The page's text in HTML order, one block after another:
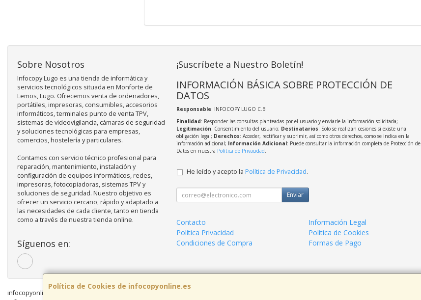
Política de Cookies de infocopyonline.es
Sobre Nosotros
Infocopy Lugo es una tienda de informática y
servicios tecnológicos situada en Monforte de
Lemos, Lugo. Ofrecemos venta de ordenadores,
portátiles, impresoras, consumibles, accesorios
informáticos, terminales punto de venta TPV,
sistemas de videovigilancia, cámaras de seguridad
y soluciones tecnológicas para empresas,
comercios, hostelería y particulares.
Contamos con servicio técnico profesional para
reparación, mantenimiento, instalación y
configuración de equipos informáticos, redes,
impresoras, fotocopiadoras, sistemas TPV y
soluciones de seguridad. Nuestro objetivo es
ofrecer un servicio cercano, rápido y adaptado a
las necesidades de cada cliente, tanto en tienda
como a través de nuestra tienda online.
Síguenos en:
¡Suscríbete a Nuestro Boletín!
INFORMACIÓN BÁSICA SOBRE PROTECCIÓN DE
DATOS
Responsable: INFOCOPY LUGO C.B
Finalidad: Responder las consultas planteadas por el usuario y enviarle la información solicitada;
Legitimación: Consentimiento del usuario; Destinatarios: Solo se realizan cesiones si existe una
obligación legal; Derechos: Acceder, rectificar y suprimir, así como otros derechos, como se indica en la
información adicional; Información Adicional: Puede consultar la información completa de Protección de
Datos en nuestra Política de Privacidad.
He leído y acepto la Política de Privacidad.
Enviar
Contacto
Información Legal
Política Privacidad
Política de Cookies
Condiciones de Compra
Formas de Pago
infocopyonline.es © 2026